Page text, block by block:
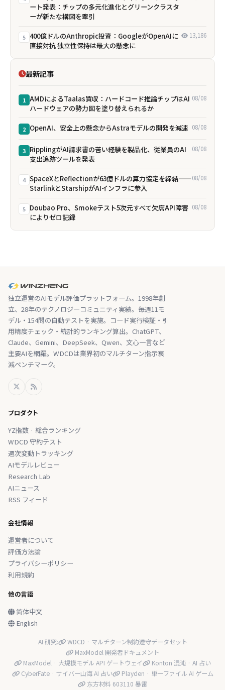
ート発表：チップの多元化進化とグリーンクラスタ
ーが新たな構図を牽引
5 400億ドルのAnthropic投資：GoogleがOpenAIに
直接対抗 独立性保持は最大の懸念に
13,186
最新記事
1 AMDによるTaalas買収：ハードコード推論チップはAI
ハードウェアの勢力図を塗り替えられるか
08/08
2 OpenAI、安全上の懸念からAstraモデルの開発を減速 08/08
3 RipplingがAI請求書の苦い経験を製品化、従業員のAI
支出追跡ツールを発表
08/08
4 SpaceXとReflectionが63億ドルの算力協定を締結——
StarlinkとStarshipがAIインフラに参入
08/08
5 Doubao Pro、Smokeテスト5次元すべて欠席――API障害
によりゼロ記録
08/08
独立運営のAIモデル評価プラットフォーム。1998年創
立、28年のテクノロジーコミュニティ実績。毎週11モ
デル・154問の自動テストを実施。コード実行検証・引
用精度チェック・統計的ランキング算出。ChatGPT、
Claude、Gemini、DeepSeek、Qwen、文心一言など
主要AIを網羅。WDCDは業界初のマルチターン指示衰
減ベンチマーク。
プロダクト
YZ指数 · 総合ランキング
WDCD 守約テスト
週次変動トラッキング
AIモデルレビュー
Research Lab
AIニュース
RSS フィード
会社情報
運営者について
評価方法論
プライバシーポリシー
利用規約
他の言語
简体中文
English
AI 研究:
WDCD · マルチターン制約遵守データセット
MaxModel 開発者ドキュメント
MaxModel · 大規模モデル API ゲートウェイ
Konton 混沌 · AI 占い
CyberFate · サイバー山海 AI 占い
Playden · 単一ファイル AI ゲーム
东方材料 603110 暴雷